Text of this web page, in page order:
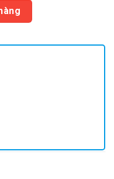
₫.
0.02mg (H21) số